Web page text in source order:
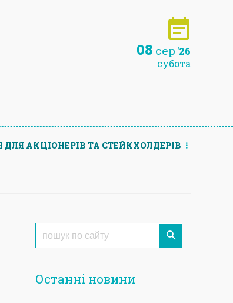
08 сер '26
субота
ДЛЯ АКЦIОНЕРIВ ТА СТЕЙКХОЛДЕРIВ
Останні новини